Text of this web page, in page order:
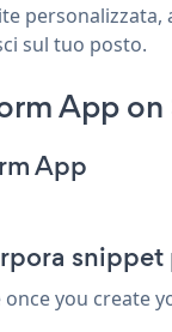
sul tuo posto.
App
App
snippet
you create